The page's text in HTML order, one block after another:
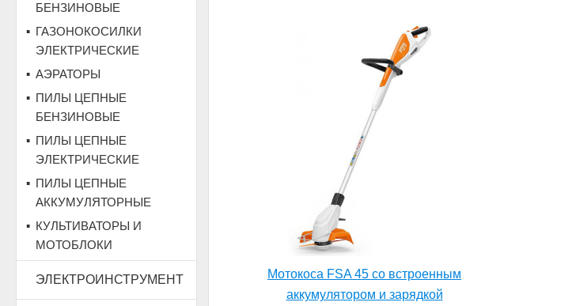
БЕНЗИНОВЫЕ
ГАЗОНОКОСИЛКИ
ЭЛЕКТРИЧЕСКИЕ
АЭРАТОРЫ
ПИЛЫ ЦЕПНЫЕ
БЕНЗИНОВЫЕ
ПИЛЫ ЦЕПНЫЕ
ЭЛЕКТРИЧЕСКИЕ
ПИЛЫ ЦЕПНЫЕ
АККУМУЛЯТОРНЫЕ
КУЛЬТИВАТОРЫ И
МОТОБЛОКИ
ЭЛЕКТРОИНСТРУМЕНТ
Мотокоса FSA 45 со встроенным
аккумулятором и зарядкой